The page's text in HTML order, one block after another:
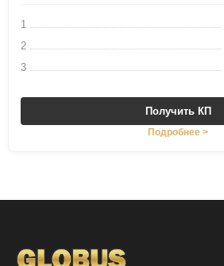
1
2
3
Получить КП
Подробнее >